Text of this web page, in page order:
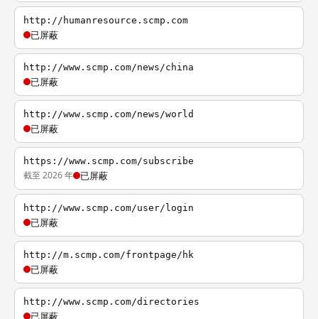
http://humanresource.scmp.com
已屏蔽
http://www.scmp.com/news/china
已屏蔽
http://www.scmp.com/news/world
已屏蔽
https://www.scmp.com/subscribe
截至 2026 年 已屏蔽
http://www.scmp.com/user/login
已屏蔽
http://m.scmp.com/frontpage/hk
已屏蔽
http://www.scmp.com/directories
已屏蔽